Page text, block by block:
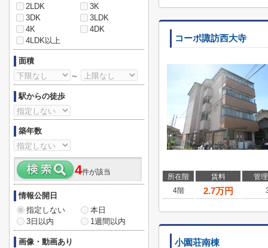
コーポ諏訪西大寺
所在階 賃料
管
4階
2.7万円
小園荘南棟
2LDK
3K
3DK
3LDK
4K
4DK
4LDK以上
面積
～
駅からの徒歩
築年数
4件が該当
情報公開日
指定しない
本日
3日以内
1週間以内
画像・動画あり